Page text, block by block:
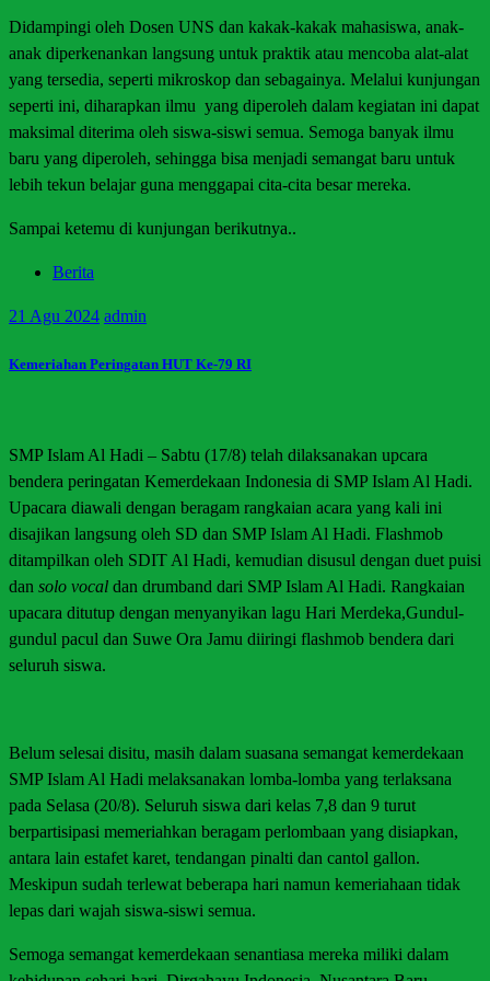
Didampingi oleh Dosen UNS dan kakak-kakak mahasiswa, anak-
anak diperkenankan langsung untuk praktik atau mencoba alat-alat
yang tersedia, seperti mikroskop dan sebagainya. Melalui kunjungan
seperti ini, diharapkan ilmu yang diperoleh dalam kegiatan ini dapat
maksimal diterima oleh siswa-siswi semua. Semoga banyak ilmu
baru yang diperoleh, sehingga bisa menjadi semangat baru untuk
lebih tekun belajar guna menggapai cita-cita besar mereka.
Sampai ketemu di kunjungan berikutnya..
Berita
21 Agu 2024 admin
Kemeriahan Peringatan HUT Ke-79 RI
SMP Islam Al Hadi – Sabtu (17/8) telah dilaksanakan upcara
bendera peringatan Kemerdekaan Indonesia di SMP Islam Al Hadi.
Upacara diawali dengan beragam rangkaian acara yang kali ini
disajikan langsung oleh SD dan SMP Islam Al Hadi. Flashmob
ditampilkan oleh SDIT Al Hadi, kemudian disusul dengan duet puisi
dan solo vocal dan drumband dari SMP Islam Al Hadi. Rangkaian
upacara ditutup dengan menyanyikan lagu Hari Merdeka,Gundul-
gundul pacul dan Suwe Ora Jamu diiringi flashmob bendera dari
seluruh siswa.
Belum selesai disitu, masih dalam suasana semangat kemerdekaan
SMP Islam Al Hadi melaksanakan lomba-lomba yang terlaksana
pada Selasa (20/8). Seluruh siswa dari kelas 7,8 dan 9 turut
berpartisipasi memeriahkan beragam perlombaan yang disiapkan,
antara lain estafet karet, tendangan pinalti dan cantol gallon.
Meskipun sudah terlewat beberapa hari namun kemeriahaan tidak
lepas dari wajah siswa-siswi semua.
Semoga semangat kemerdekaan senantiasa mereka miliki dalam